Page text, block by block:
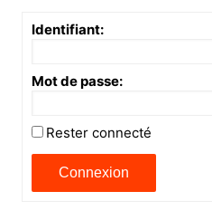
Identifiant:
Mot de passe:
Rester connecté
Connexion